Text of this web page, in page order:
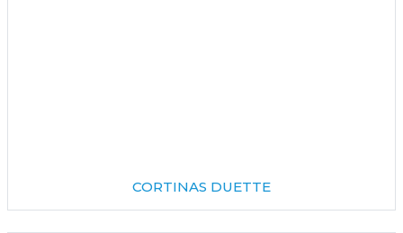
CORTINAS DUETTE